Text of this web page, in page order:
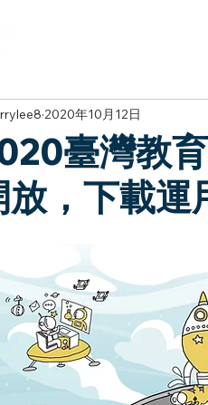
臺灣教
，下載運
2020年10月12日